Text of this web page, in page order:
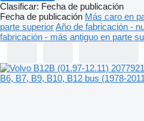
Clasificar: Fecha de publicación
Fecha de publicación Más caro en
parte superiorAño de fabricación -
fabricación - más antiguo en parte